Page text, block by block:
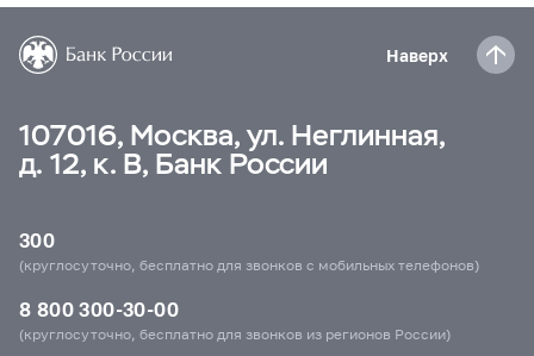
Наверх
107016, Москва, ул. Неглинная,
д. 12, к. В, Банк России
300
(круглосуточно, бесплатно для звонков с мобильных телефонов)
8 800 300-30-00
(круглосуточно, бесплатно для звонков из регионов России)